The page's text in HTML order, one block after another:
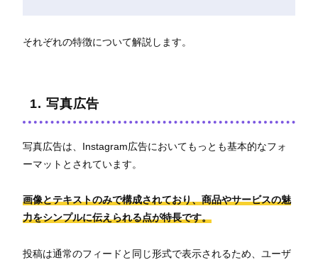
それぞれの特徴について解説します。
1. 写真広告
写真広告は、Instagram広告においてもっとも基本的なフォ
ーマットとされています。
画像とテキストのみで構成されており、商品やサービスの魅
力をシンプルに伝えられる点が特長です。
投稿は通常のフィードと同じ形式で表示されるため、ユーザ